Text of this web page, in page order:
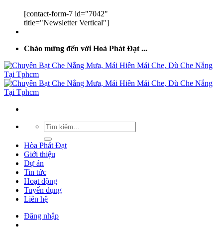
[contact-form-7 id="7042"
title="Newsletter Vertical"]
Chào mừng đến với Hoà Phát Đạt ...
Hòa Phát Đạt
Giới thiệu
Dự án
Tin tức
Hoạt động
Tuyển dụng
Liên hệ
Đăng nhập